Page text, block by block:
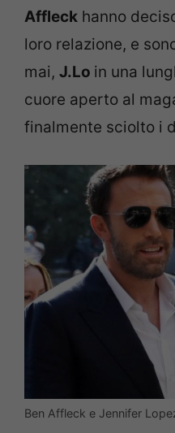
Affleck hanno
loro relazione, e
mai, J.Lo in una
cuore aperto al
finalmente sciolto i
Ben Affleck e Jennifer